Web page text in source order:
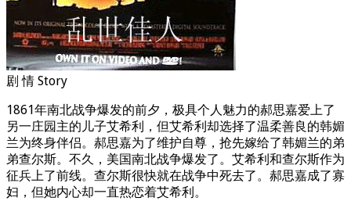
剧 情 Story
1861年南北战争爆发的前夕，极具个人魅力的郝思嘉爱上了
另一庄园主的儿子艾希利，但艾希利却选择了温柔善良的韩媚
兰为终身伴侣。郝思嘉为了维护自尊，抢先嫁给了韩媚兰的弟
弟查尔斯。不久，美国南北战争爆发了。艾希利和查尔斯作为
征兵上了前线。查尔斯很快就在战争中死去了。郝思嘉成了寡
妇，但她内心却一直热恋着艾希利。